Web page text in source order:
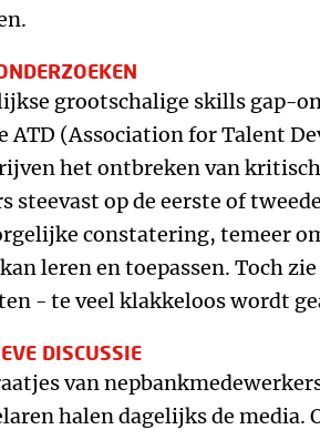
grootschalige skills gap-
ATD (Association for Talent
het ontbreken van
steevast op de eerste of
constatering, temeer
leren en toepassen. Toch
- te veel klakkeloos wordt
DISCUSSIE
van
halen dagelijks de media.